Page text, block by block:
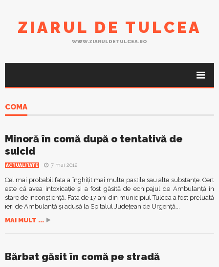
ZIARUL DE TULCEA
WWW.ZIARULDETULCEA.RO
COMA
Minoră în comă după o tentativă de
suicid
ACTUALITATE 7 mai 2012
Cel mai probabil fata a înghiţit mai multe pastile sau alte substanţe. Cert
este că avea intoxicaţie şi a fost găsită de echipajul de Ambulanţă în
stare de inconştienţă. Fata de 17 ani din municipiul Tulcea a fost preluată
ieri de Ambulanţă şi adusă la Spitalul Judeţean de Urgenţă...
MAI MULT ...
Bărbat găsit în comă pe stradă